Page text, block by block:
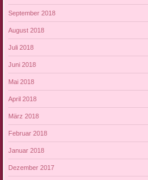
September 2018
August 2018
Juli 2018
Juni 2018
Mai 2018
April 2018
März 2018
Februar 2018
Januar 2018
Dezember 2017